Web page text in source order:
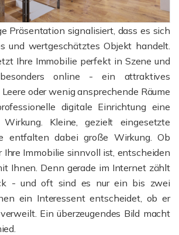
Präsentation signalisiert, dass es sich
und wertgeschätztes Objekt handelt.
Ihre Immobilie perfekt in Szene und
online - ein attraktives
oder wenig ansprechende Räume
digitale Einrichtung eine
Kleine, gezielt eingesetzte
entfalten dabei große Wirkung. Ob
Ihre Immobilie sinnvoll ist, entscheiden
Ihnen. Denn gerade im Internet zählt
- und oft sind es nur ein bis zwei
ein Interessent entscheidet, ob er
Ein überzeugendes Bild macht